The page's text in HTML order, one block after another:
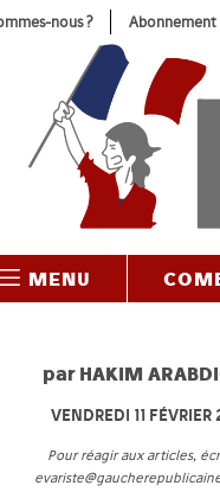
nous ? Abonnement
MENU
par HAKIM
VENDREDI 11 FÉVRIER
Pour réagir aux articles,